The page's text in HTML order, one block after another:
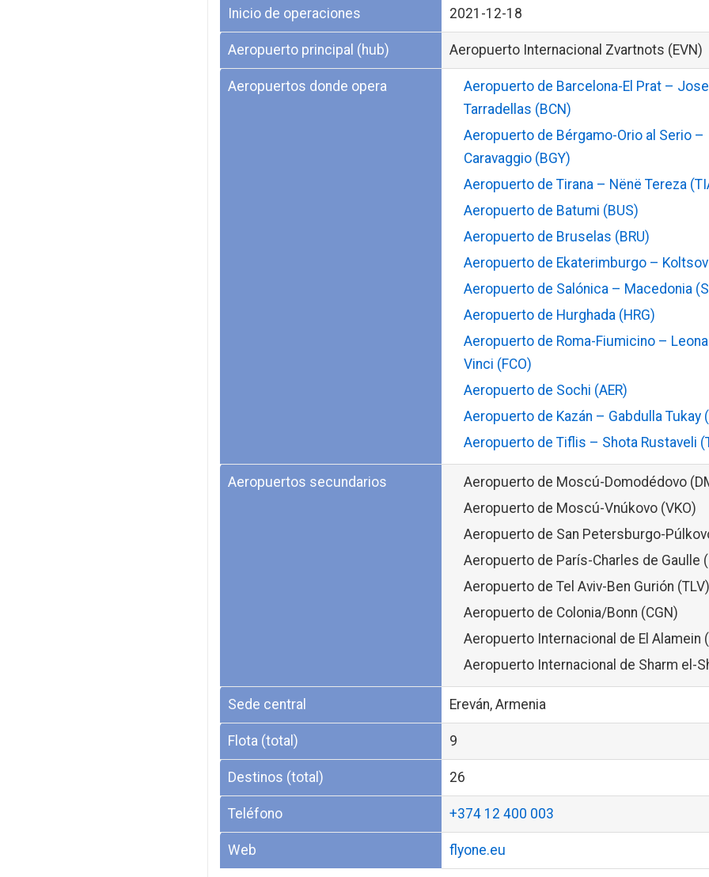
Inicio de operaciones 2021-12-18
Aeropuerto principal (hub) Aeropuerto Internacional Zvartnots (EVN)
Aeropuertos donde opera
Aeropuerto de Barcelona-El Prat –
Tarradellas (BCN)
Aeropuerto de Bérgamo-Orio al Serio –
Caravaggio (BGY)
Aeropuerto de Tirana – Nënë Tereza
Aeropuerto de Batumi (BUS)
Aeropuerto de Bruselas (BRU)
Aeropuerto de Ekaterimburgo –
Aeropuerto de Salónica – Macedonia
Aeropuerto de Hurghada (HRG)
Aeropuerto de Roma-Fiumicino –
Vinci (FCO)
Aeropuerto de Sochi (AER)
Aeropuerto de Kazán – Gabdulla Tukay
Aeropuerto de Tiflis – Shota Rustaveli
Aeropuertos secundarios
Aeropuerto de Moscú-Domodédovo
Aeropuerto de Moscú-Vnúkovo (VKO)
Aeropuerto de San Petersburgo-
Aeropuerto de París-Charles de Gaulle
Aeropuerto de Tel Aviv-Ben Gurión (TLV)
Aeropuerto de Colonia/Bonn (CGN)
Aeropuerto Internacional de El Alamein
Aeropuerto Internacional de Sharm el-
Sede central Ereván, Armenia
Flota (total) 9
Destinos (total) 26
Teléfono +374 12 400 003
Web flyone.eu